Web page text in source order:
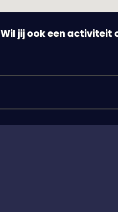
Wil jij ook een activiteit